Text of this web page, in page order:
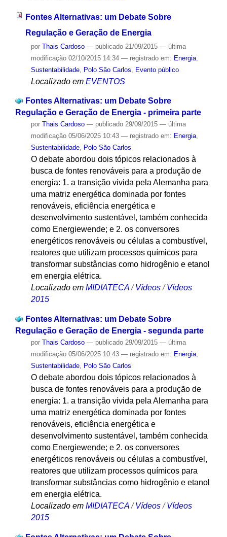
Fontes Alternativas: um Debate Sobre
Regulação e Geração de Energia
por Thais Cardoso — publicado21/09/2015 — última
modificação02/10/2015 14:34 — registrado em: Energia,
Sustentabilidade, Polo São Carlos Evento público
Localizado em EVENTOS
Fontes Alternativas: um Debate Sobre
Regulação e Geração de Energia - primeira parte
por Thais Cardoso — publicado29/09/2015 — última
modificação05/06/2025 10:43 — registrado em: Energia,
Sustentabilidade, Polo São Carlos
O debate abordou dois tópicos relacionados à
busca de fontes renováveis para a produção de
energia: 1. a transição vivida pela Alemanha para
uma matriz energética dominada por fontes
renováveis, eficiência energética e
desenvolvimento sustentável, também conhecida
como Energiewende; e 2. os conversores
energéticos renováveis ou células a combustível,
reatores que utilizam processos químicos para
transformar substâncias como hidrogênio e etanol
em energia elétrica.
Localizado em MIDIATECA /Vídeos /Vídeos
2015
Fontes Alternativas: um Debate Sobre
Regulação e Geração de Energia - segunda parte
por Thais Cardoso — publicado29/09/2015 — última
modificação05/06/2025 10:43 — registrado em: Energia,
Sustentabilidade, Polo São Carlos
O debate abordou dois tópicos relacionados à
busca de fontes renováveis para a produção de
energia: 1. a transição vivida pela Alemanha para
uma matriz energética dominada por fontes
renováveis, eficiência energética e
desenvolvimento sustentável, também conhecida
como Energiewende; e 2. os conversores
energéticos renováveis ou células a combustível,
reatores que utilizam processos químicos para
transformar substâncias como hidrogênio e etanol
em energia elétrica.
Localizado em MIDIATECA /Vídeos /Vídeos
2015